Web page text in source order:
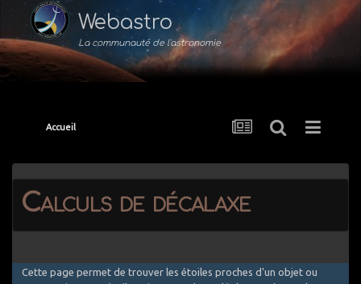
Webastro
La communauté de l'astronomie
Accueil
Calculs de décalaxe
Cette page permet de trouver les étoiles proches d'un objet ou